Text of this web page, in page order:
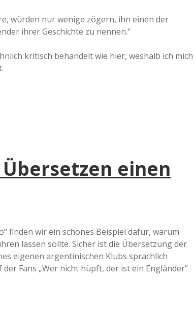
würden nur wenige zögern, ihn einen der
ihrer Geschichte zu nennen.“
kritisch behandelt wie hier, weshalb ich mich
einen
finden wir ein schönes Beispiel dafür, warum
lassen sollte. Sicher ist die Übersetzung der
eigenen argentinischen Klubs sprachlich
Fans „Wer nicht hüpft, der ist ein Engländer“